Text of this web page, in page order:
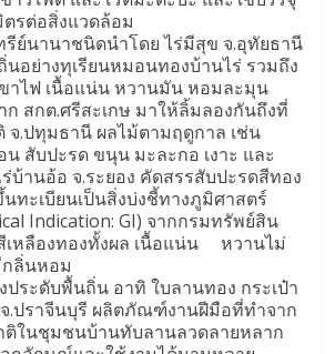
รต่อสิ่งแวดล้อม
ย์นานาชนิดนำโดย ไร่มีสุข จ.อุทัยธานี
อย่างทุเรียนหมอนทองบ้านไร่ รวมถึง
ไฟ เนื้อแน่น หวานมัน หอมละมุน
สกต.ศรีสะเกษ มาให้ลิ้มลองกันถึงที่
จ.ปทุมธานี ผลไม้ตามฤดูกาล เช่น
น สับปะรด ขนุน มะละกอ เงาะ และ
บ้านอ้อ จ.ระยอง คัดสรรสับปะรดสีทอง
ทะเบียนเป็นสิ่งบ่งชี้ทางภูมิศาสตร์
Indication: GI) จากกรมทรัพย์สิน
หลืองทองทั้งผล เนื้อแน่น หวานไม่
ลิ่นหอม
ประดับพื้นถิ่น อาทิ ใบลานทอง กระเป๋า
.ปราจีนบุรี ผลิตภัณฑ์งานฝีมือที่ทำจาก
ติในชุมชนบ้านทับลานลวดลายหลาก